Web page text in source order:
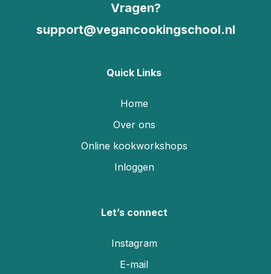
Vragen?
support@vegancookingschool.nl
Quick Links
Home
Over ons
Online kookworkshops
Inloggen
Let’s connect
Instagram
E-mail